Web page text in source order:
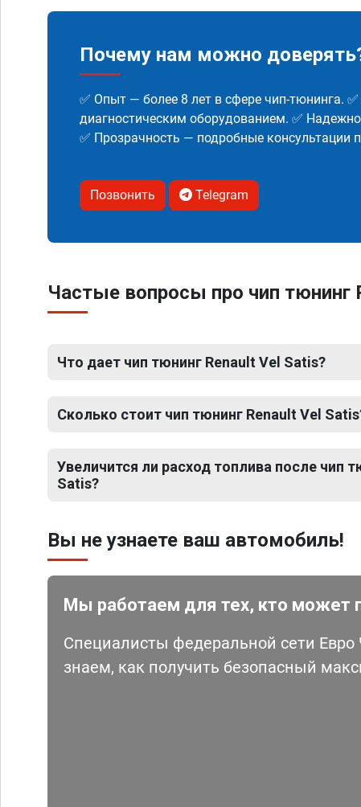
Почему нам можно
✅ Опыт — более 8 лет в сфере чип-тюнинга.
диагностическим оборудованием. ✅
✅ Прозрачность — подробные консультации
Позвонить Telegram
Частые вопросы про чип тюнинг
Что дает чип тюнинг Renault Vel Satis?
Сколько стоит чип тюнинг Renault Vel
Увеличится ли расход топлива после чип
Satis?
Вы не узнаете ваш автомобиль!
Мы работаем для тех, кто может
Специалисты федеральной сети
знаем, как получить безопасный